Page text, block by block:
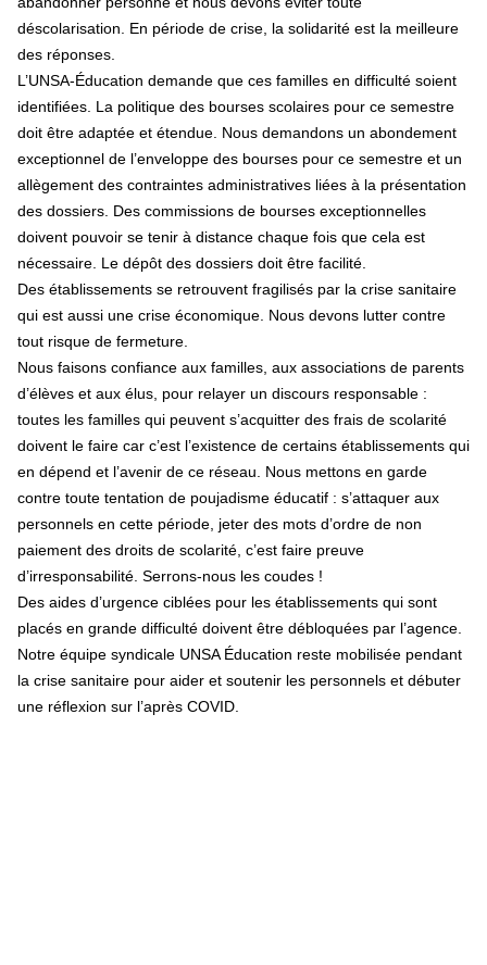
déscolarisation. En période de crise, la solidarité est la meilleure
des réponses.
L’UNSA-Éducation demande que ces familles en difficulté soient
identifiées. La politique des bourses scolaires pour ce semestre
doit être adaptée et étendue. Nous demandons un abondement
exceptionnel de l’enveloppe des bourses pour ce semestre et un
allègement des contraintes administratives liées à la présentation
des dossiers. Des commissions de bourses exceptionnelles
doivent pouvoir se tenir à distance chaque fois que cela est
nécessaire. Le dépôt des dossiers doit être facilité.
Des établissements se retrouvent fragilisés par la crise sanitaire
qui est aussi une crise économique. Nous devons lutter contre
tout risque de fermeture.
Nous faisons confiance aux familles, aux associations de parents
d’élèves et aux élus, pour relayer un discours responsable :
toutes les familles qui peuvent s’acquitter des frais de scolarité
doivent le faire car c’est l’existence de certains établissements qui
en dépend et l’avenir de ce réseau. Nous mettons en garde
contre toute tentation de poujadisme éducatif : s’attaquer aux
personnels en cette période, jeter des mots d’ordre de non
paiement des droits de scolarité, c’est faire preuve
d’irresponsabilité. Serrons-nous les coudes !
Des aides d’urgence ciblées pour les établissements qui sont
placés en grande difficulté doivent être débloquées par l’agence.
Notre équipe syndicale UNSA Éducation reste mobilisée pendant
la crise sanitaire pour aider et soutenir les personnels et débuter
une réflexion sur l’après COVID.